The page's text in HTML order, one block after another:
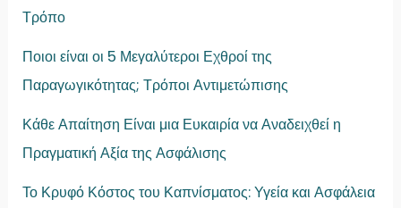
Τρόπο
Ποιοι είναι οι 5 Μεγαλύτεροι Εχθροί της
Παραγωγικότητας; Τρόποι Αντιμετώπισης
Κάθε Απαίτηση Είναι μια Ευκαιρία να Αναδειχθεί η
Πραγματική Αξία της Ασφάλισης
Το Κρυφό Κόστος του Καπνίσματος: Υγεία και Ασφάλεια